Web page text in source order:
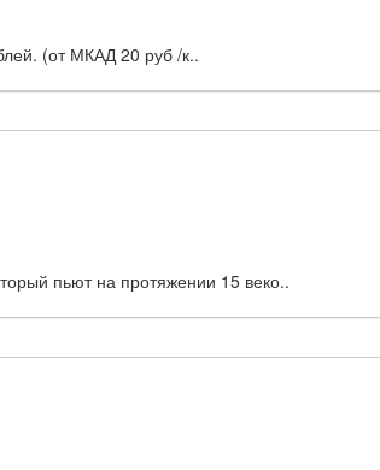
(от МКАД 20 руб /к..
пьют на протяжении 15 веко..